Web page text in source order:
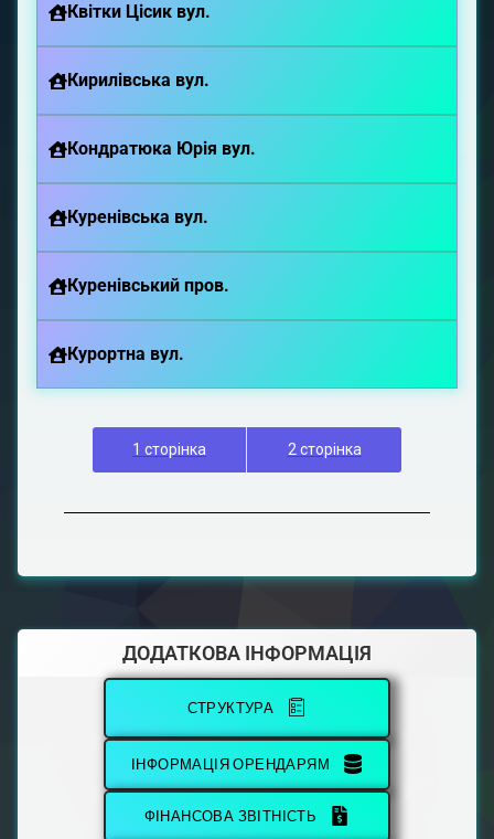
Квітки Цісик вул.
Кирилівська вул.
Кондратюка Юрія вул.
Куренівська вул.
Куренівський пров.
Курортна вул.
1 сторінка 2 сторінка
ДОДАТКОВА ІНФОРМАЦІЯ
СТРУКТУРА
ІНФОРМАЦІЯ ОРЕНДАРЯМ
ФІНАНСОВА ЗВІТНІСТЬ